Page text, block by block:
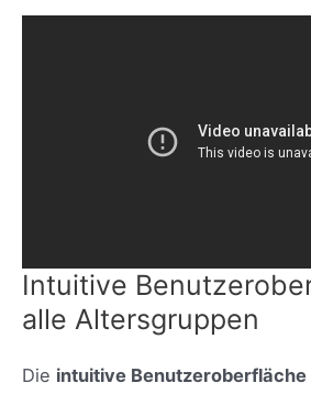
Intuitive
alle Altersgruppen
Die intuitive Benutzeroberfläche